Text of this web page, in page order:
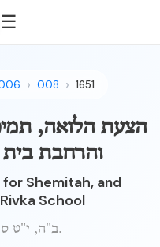
☰
008 1651
הצעת הלואה,
והרחבת
Shemitah, and
School
ב"ה, י"ט סיון, תשי"ב ברוקלין.